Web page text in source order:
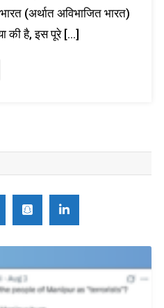
(अर्थात अविभाजित भारत)
की है, इस पूरे […]